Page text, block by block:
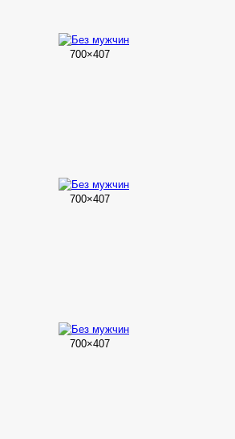
700×407
700×407
700×407